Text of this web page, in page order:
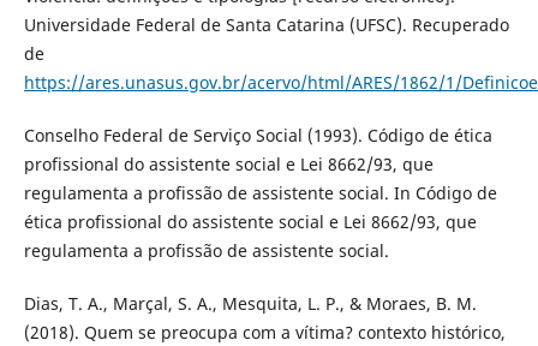
Universidade Federal de Santa Catarina (UFSC). Recuperado
de
https://ares.unasus.gov.br/acervo/html/ARES/1862/1/
Conselho Federal de Serviço Social (1993). Código de ética
profissional do assistente social e Lei 8662/93, que
regulamenta a profissão de assistente social. In Código de
ética profissional do assistente social e Lei 8662/93, que
regulamenta a profissão de assistente social.
Dias, T. A., Marçal, S. A., Mesquita, L. P., & Moraes, B. M.
(2018). Quem se preocupa com a vítima? contexto histórico,